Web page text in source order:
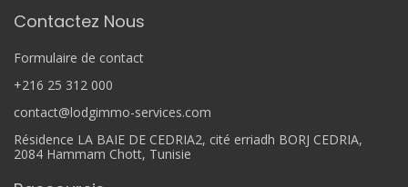
Contactez Nous
Formulaire de contact
+216 25 312 000
contact@lodgimmo-services.com
Résidence LA BAIE DE CEDRIA2, cité erriadh BORJ CEDRIA,
2084 Hammam Chott, Tunisie